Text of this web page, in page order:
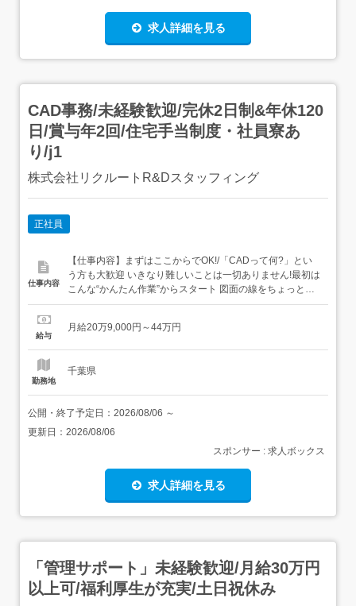
求人詳細を見る
CAD事務/未経験歓迎/完休2日制&年休120
日/賞与年2回/住宅手当制度・社員寮あ
り/j1
株式会社リクルートR&Dスタッフィング
正社員
仕事内容
【仕事内容】まずはここからでOK!/「CADって何?」とい
う方も大歓迎 いきなり難しいことは一切ありません!最初は
こんな“かんたん作業”からスタート 図面の線をちょっと動
かすだけ 決まったフォーマットに数字を入力→いわば“パ
まずはメールの送り方やあいさつといった基本的なビジネ
給与
月給20万9,000円～44万円
勤務地
千葉県
公開・終了予定日： 2026/08/06 ～
更新日： 2026/08/06
スポンサー : 求人ボックス
求人詳細を見る
「管理サポート」未経験歓迎/月給30万円
以上可/福利厚生が充実/土日祝休み